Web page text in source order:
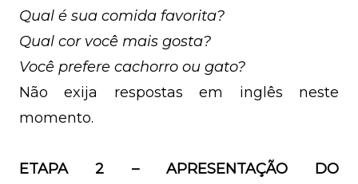
Qual é sua comida favorita?
Qual cor você mais gosta?
Você prefere cachorro ou gato?
Não exija respostas em inglês neste
momento.
ETAPA 2 – APRESENTAÇÃO DO